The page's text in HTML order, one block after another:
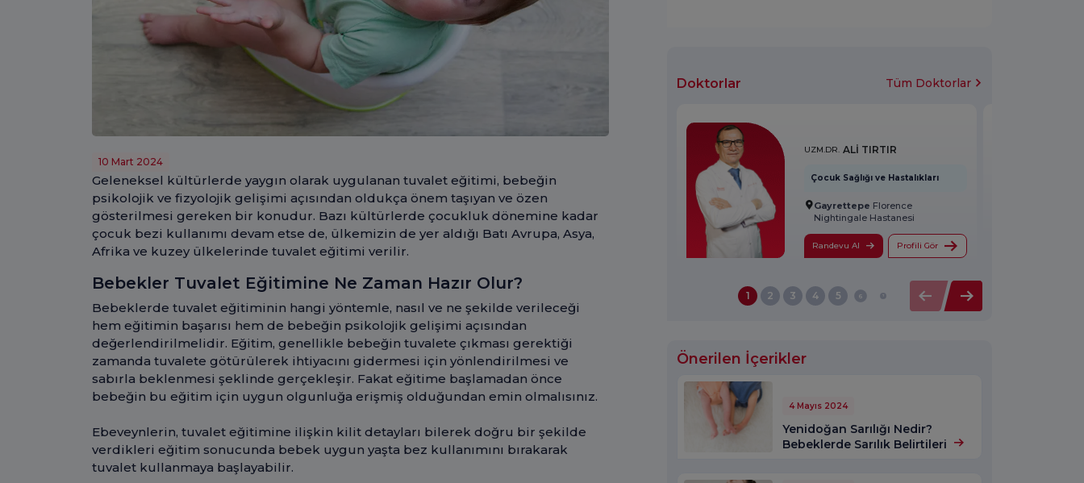
10 Mart 2024
Geleneksel kültürlerde yaygın olarak uygulanan tuvalet eğitimi, bebeğin
psikolojik ve fizyolojik gelişimi açısından oldukça önem taşıyan ve özen
gösterilmesi gereken bir konudur. Bazı kültürlerde çocukluk dönemine kadar
çocuk bezi kullanımı devam etse de, ülkemizin de yer aldığı Batı Avrupa, Asya,
Afrika ve kuzey ülkelerinde tuvalet eğitimi verilir.
Bebekler Tuvalet Eğitimine Ne Zaman Hazır Olur?
Bebeklerde tuvalet eğitiminin hangi yöntemle, nasıl ve ne şekilde verileceği
hem eğitimin başarısı hem de bebeğin psikolojik gelişimi açısından
değerlendirilmelidir. Eğitim, genellikle bebeğin tuvalete çıkması gerektiği
zamanda tuvalete götürülerek ihtiyacını gidermesi için yönlendirilmesi ve
sabırla beklenmesi şeklinde gerçekleşir. Fakat eğitime başlamadan önce
bebeğin bu eğitim için uygun olgunluğa erişmiş olduğundan emin olmalısınız.
Ebeveynlerin, tuvalet eğitimine ilişkin kilit detayları bilerek doğru bir şekilde
verdikleri eğitim sonucunda bebek uygun yaşta bez kullanımını bırakarak
tuvalet kullanmaya başlayabilir.
Doktorlar Tüm Doktorlar
UZM.DR. ALİ TIRTIR
Çocuk Sağlığı ve Hastalıkları
Gayrettepe Florence
Nightingale Hastanesi
Randevu Al Profili Gör
1 2 3 4 5 6
Önerilen İçerikler
4 Mayıs 2024
Yenidoğan Sarılığı Nedir?
Bebeklerde Sarılık Belirtileri